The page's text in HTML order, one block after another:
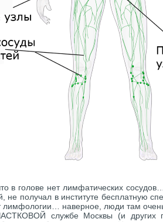
в голове нет лимфатических
не получал в институте бесплатную
лимфологии… наверное, люди там
службе Москвы (и